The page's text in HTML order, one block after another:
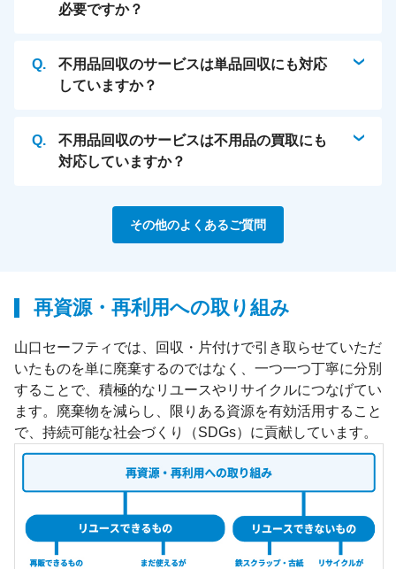
必要ですか？
不用品回収のサービスは単品回収にも対応
していますか？
不用品回収のサービスは不用品の買取にも
対応していますか？
その他のよくあるご質問
再資源・再利用への取り組み
山口セーフティでは、回収・片付けで引き取らせていただ
いたものを単に廃棄するのではなく、一つ一つ丁寧に分別
することで、積極的なリユースやリサイクルにつなげてい
ます。廃棄物を減らし、限りある資源を有効活用すること
で、持続可能な社会づくり（SDGs）に貢献しています。